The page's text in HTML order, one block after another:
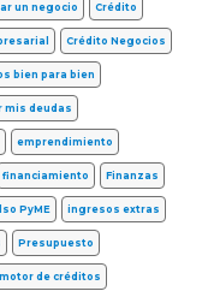
un negocio Crédito
Crédito Negocios
bien para bien
mis deudas
emprendimiento
financiamiento Finanzas
PyME ingresos extras
Presupuesto
de créditos